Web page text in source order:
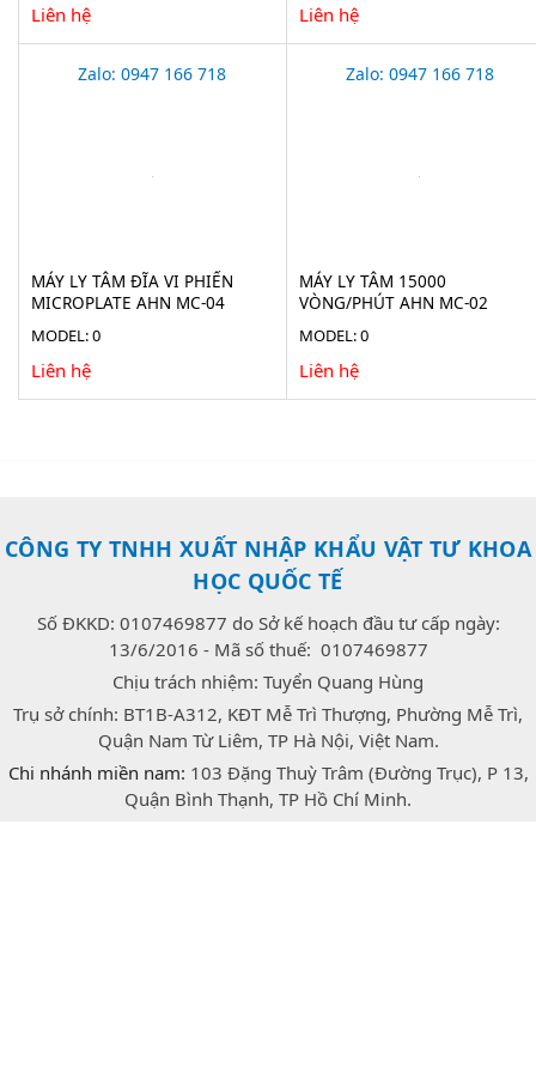
Liên hệ Liên hệ
Zalo: 0947 166 718
MÁY LY TÂM ĐĨA VI PHIẾN
MICROPLATE AHN MC-04
MODEL: 0
Liên hệ
Zalo: 0947 166 718
MÁY LY TÂM 15000
VÒNG/PHÚT AHN MC-02
MODEL: 0
Liên hệ
CÔNG TY TNHH XUẤT NHẬP KHẨU VẬT TƯ KHOA
HỌC QUỐC TẾ
Số ĐKKD: 0107469877 do Sở kế hoạch đầu tư cấp ngày:
13/6/2016 - Mã số thuế: 0107469877
Chịu trách nhiệm: Tuyển Quang Hùng
Trụ sở chính: BT1B-A312, KĐT Mễ Trì Thượng, Phường Mễ Trì,
Quận Nam Từ Liêm, TP Hà Nội, Việt Nam.
Chi nhánh miền nam: 103 Đặng Thuỳ Trâm (Đường Trục), P 13,
Quận Bình Thạnh, TP Hồ Chí Minh.